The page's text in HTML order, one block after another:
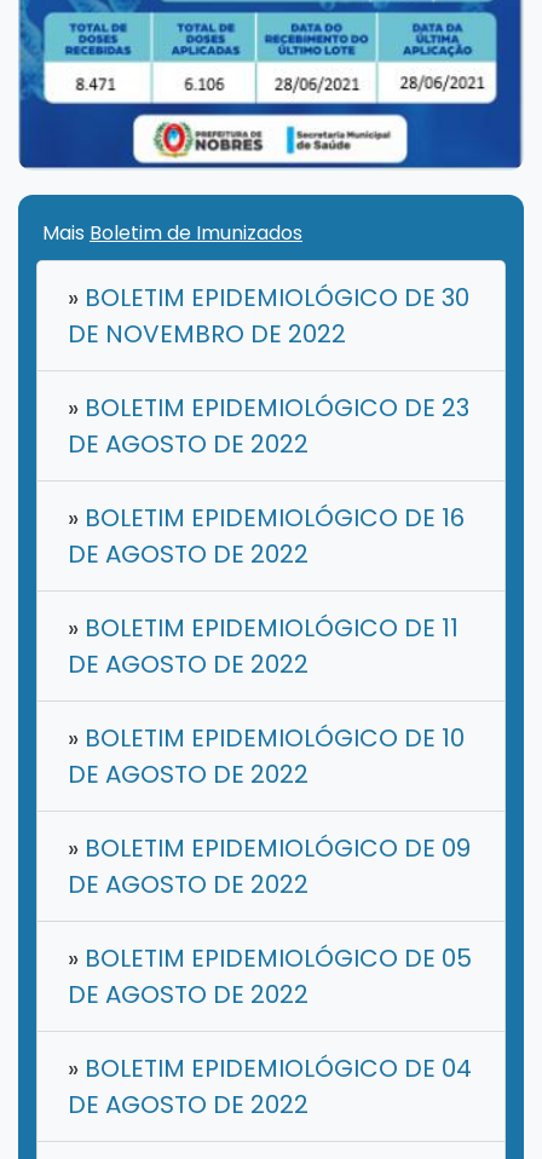
Mais Boletim de Imunizados
» BOLETIM EPIDEMIOLÓGICO DE 30
DE NOVEMBRO DE 2022
» BOLETIM EPIDEMIOLÓGICO DE 23
DE AGOSTO DE 2022
» BOLETIM EPIDEMIOLÓGICO DE 16
DE AGOSTO DE 2022
» BOLETIM EPIDEMIOLÓGICO DE 11
DE AGOSTO DE 2022
» BOLETIM EPIDEMIOLÓGICO DE 10
DE AGOSTO DE 2022
» BOLETIM EPIDEMIOLÓGICO DE 09
DE AGOSTO DE 2022
» BOLETIM EPIDEMIOLÓGICO DE 05
DE AGOSTO DE 2022
» BOLETIM EPIDEMIOLÓGICO DE 04
DE AGOSTO DE 2022